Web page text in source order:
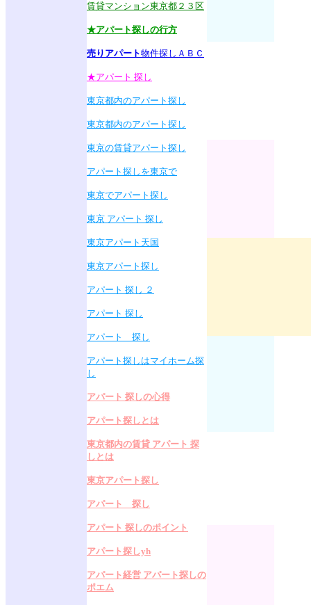
賃貸マンション東京都２３区
★アパート探しの行方
売りアパート物件探しＡＢＣ
★アパート 探し
東京都内のアパート探し
東京都内のアパート探し
東京の賃貸アパート探し
アパート探しを東京で
東京でアパート探し
東京 アパート 探し
東京アパート天国
東京アパート探し
アパート 探し ２
アパート 探し
アパート 探し
アパート探しはマイホーム探
し
アパート 探しの心得
アパート探しとは
東京都内の賃貸 アパート 探
しとは
東京アパート探し
アパート 探し
アパート 探しのポイント
アパート探しyh
アパート経営 アパート探しの
ポエム